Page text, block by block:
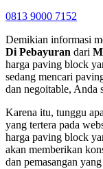
0813 9000 7152
Demikian informasi
Di Pebayuran dari
harga paving block
sedang mencari
dan negoitable, Anda
Karena itu, tunggu
yang tertera pada
harga paving block
akan memberikan
dan pemasangan